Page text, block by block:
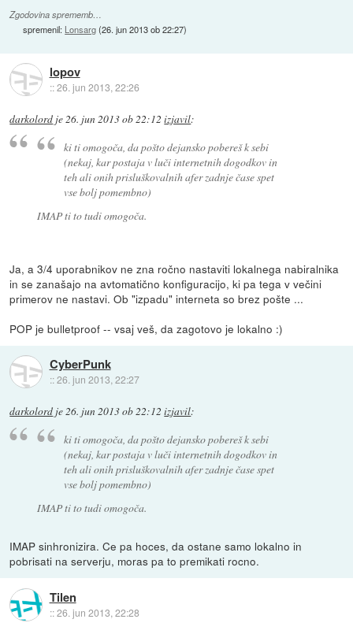
Zgodovina sprememb…
spremenil: Lonsarg(26. jun 2013 ob 22:27)
lopov
::26. jun 2013, 22:26
darkolord je 26. jun 2013 ob 22:12 izjavil:
ki ti omogoča, da pošto dejansko pobereš k sebi
(nekaj, kar postaja v luči internetnih dogodkov in
teh ali onih prisluškovalnih afer zadnje čase spet
vse bolj pomembno)
IMAP ti to tudi omogoča.
Ja, a 3/4 uporabnikov ne zna ročno nastaviti lokalnega nabiralnika
in se zanašajo na avtomatično konfiguracijo, ki pa tega v večini
primerov ne nastavi. Ob "izpadu" interneta so brez pošte ...
POP je bulletproof -- vsaj veš, da zagotovo je lokalno :)
CyberPunk
::26. jun 2013, 22:27
darkolord je26. jun 2013 ob 22:12 izjavil:
ki ti omogoča, da pošto dejansko pobereš k sebi
(nekaj, kar postaja v luči internetnih dogodkov in
teh ali onih prisluškovalnih afer zadnje čase spet
vse bolj pomembno)
IMAP ti to tudi omogoča.
IMAP sinhronizira. Ce pa hoces, da ostane samo lokalno in
pobrisati na serverju, moras pa to premikati rocno.
Tilen
::26. jun 2013, 22:28